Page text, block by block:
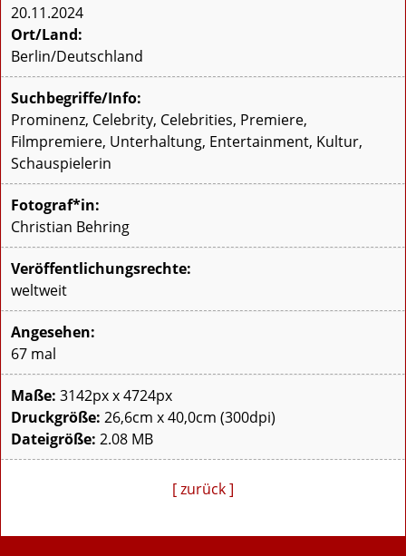
20.11.2024
Ort/Land:
Berlin/Deutschland
Suchbegriffe/Info:
Prominenz, Celebrity, Celebrities, Premiere,
Filmpremiere, Unterhaltung, Entertainment, Kultur,
Schauspielerin
Fotograf*in:
Christian Behring
Veröffentlichungsrechte:
weltweit
Angesehen:
67 mal
Maße: 3142px x 4724px
Druckgröße: 26,6cm x 40,0cm (300dpi)
Dateigröße: 2.08 MB
[ zurück ]